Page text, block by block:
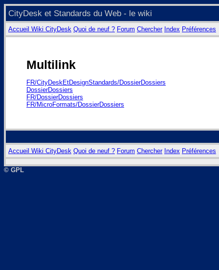
CityDesk et Standards du Web - le wiki
Accueil Wiki CityDesk Quoi de neuf ? Forum Chercher Index Préférences
Multilink
FR/CityDeskEtDesignStandards/DossierDossiers
DossierDossiers
FR/DossierDossiers
FR/MicroFormats/DossierDossiers
Accueil Wiki CityDesk Quoi de neuf ? Forum Chercher Index Préférences
© GPL